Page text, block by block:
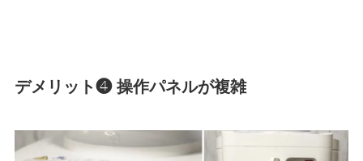
デメリット❹ 操作パネルが複雑